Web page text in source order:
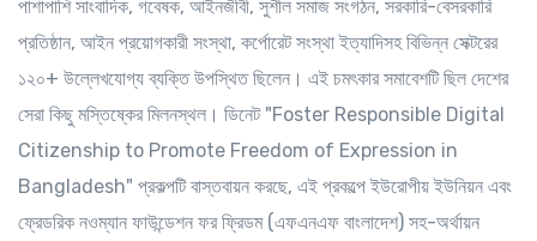
পাশাপাশি সাংবাদিক, গবেষক, আইনজীবী, সুশীল সমাজ সংগঠন, সরকারি-বেসরকারি
প্রতিষ্ঠান, আইন প্রয়োগকারী সংস্থা, কর্পোরেট সংস্থা ইত্যাদিসহ বিভিন্ন সেক্টরের
১২০+ উল্লেখযোগ্য ব্যক্তি উপস্থিত ছিলেন। এই চমৎকার সমাবেশটি ছিল দেশের
সেরা কিছু মস্তিষ্কের মিলনস্থল। ডিনেট "Foster Responsible Digital
Citizenship to Promote Freedom of Expression in
Bangladesh" প্রকল্পটি বাস্তবায়ন করছে, এই প্রকল্পে ইউরোপীয় ইউনিয়ন এবং
ফ্রেডরিক নওম্যান ফাউন্ডেশন ফর ফ্রিডম (এফএনএফ বাংলাদেশ) সহ-অর্থায়ন